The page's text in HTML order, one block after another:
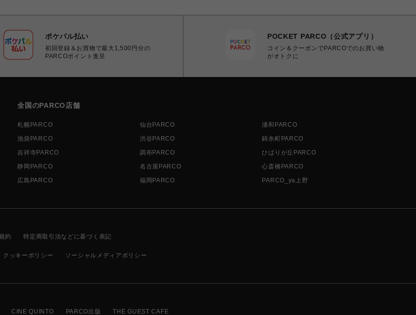
ポケパル払い
初回登録＆お買物で最大1,500円分の
PARCOポイント進呈
POCKET PARCO（公式アプリ）
コイン＆クーポンでPARCOでのお買い物
がオトクに
全国のPARCO店舗
札幌PARCO 仙台PARCO
浦和PARCO
池袋PARCO
渋谷PARCO
錦糸町PARCO
吉祥寺PARCO
調布PARCO
ひばりが丘PARCO
静岡PARCO
名古屋PARCO
心斎橋PARCO
広島PARCO
福岡PARCO PARCO_ya上野
約 特定商取引法などに基づく表記
クッキーポリシー ソーシャルメディアポリシー
CINE QUINTO PARCO出版 THE GUEST CAFE